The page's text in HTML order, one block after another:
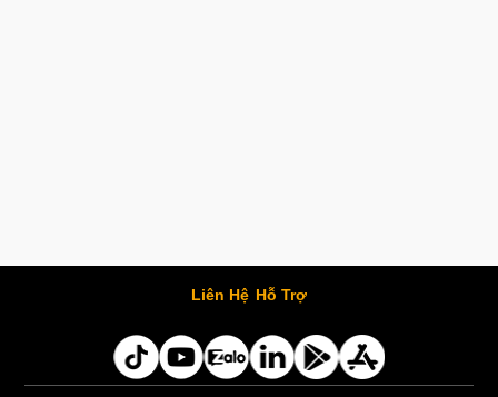
Liên Hệ Hỗ Trợ